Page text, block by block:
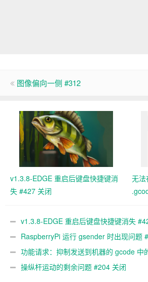
图像偏向一侧 #312
v1.3.8-EDGE 重启后键盘快捷键消
失 #427 关闭
无
v1.3.8-EDGE 重启后键盘快捷键消失
RaspberryPi 运行 gsender 时出现问题
功能请求：抑制发送到机器的 gcode
操纵杆运动的剩余问题 #204 关闭